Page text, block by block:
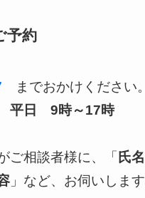
予約
までおかけください。
平日 9時～17時
ご相談者様に、「 氏
」など、お伺いします